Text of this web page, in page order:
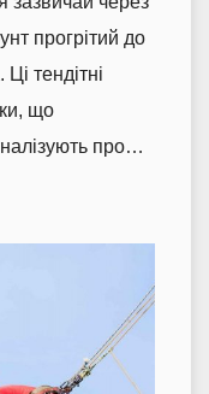
прогрітий до
тендітні
що
про…